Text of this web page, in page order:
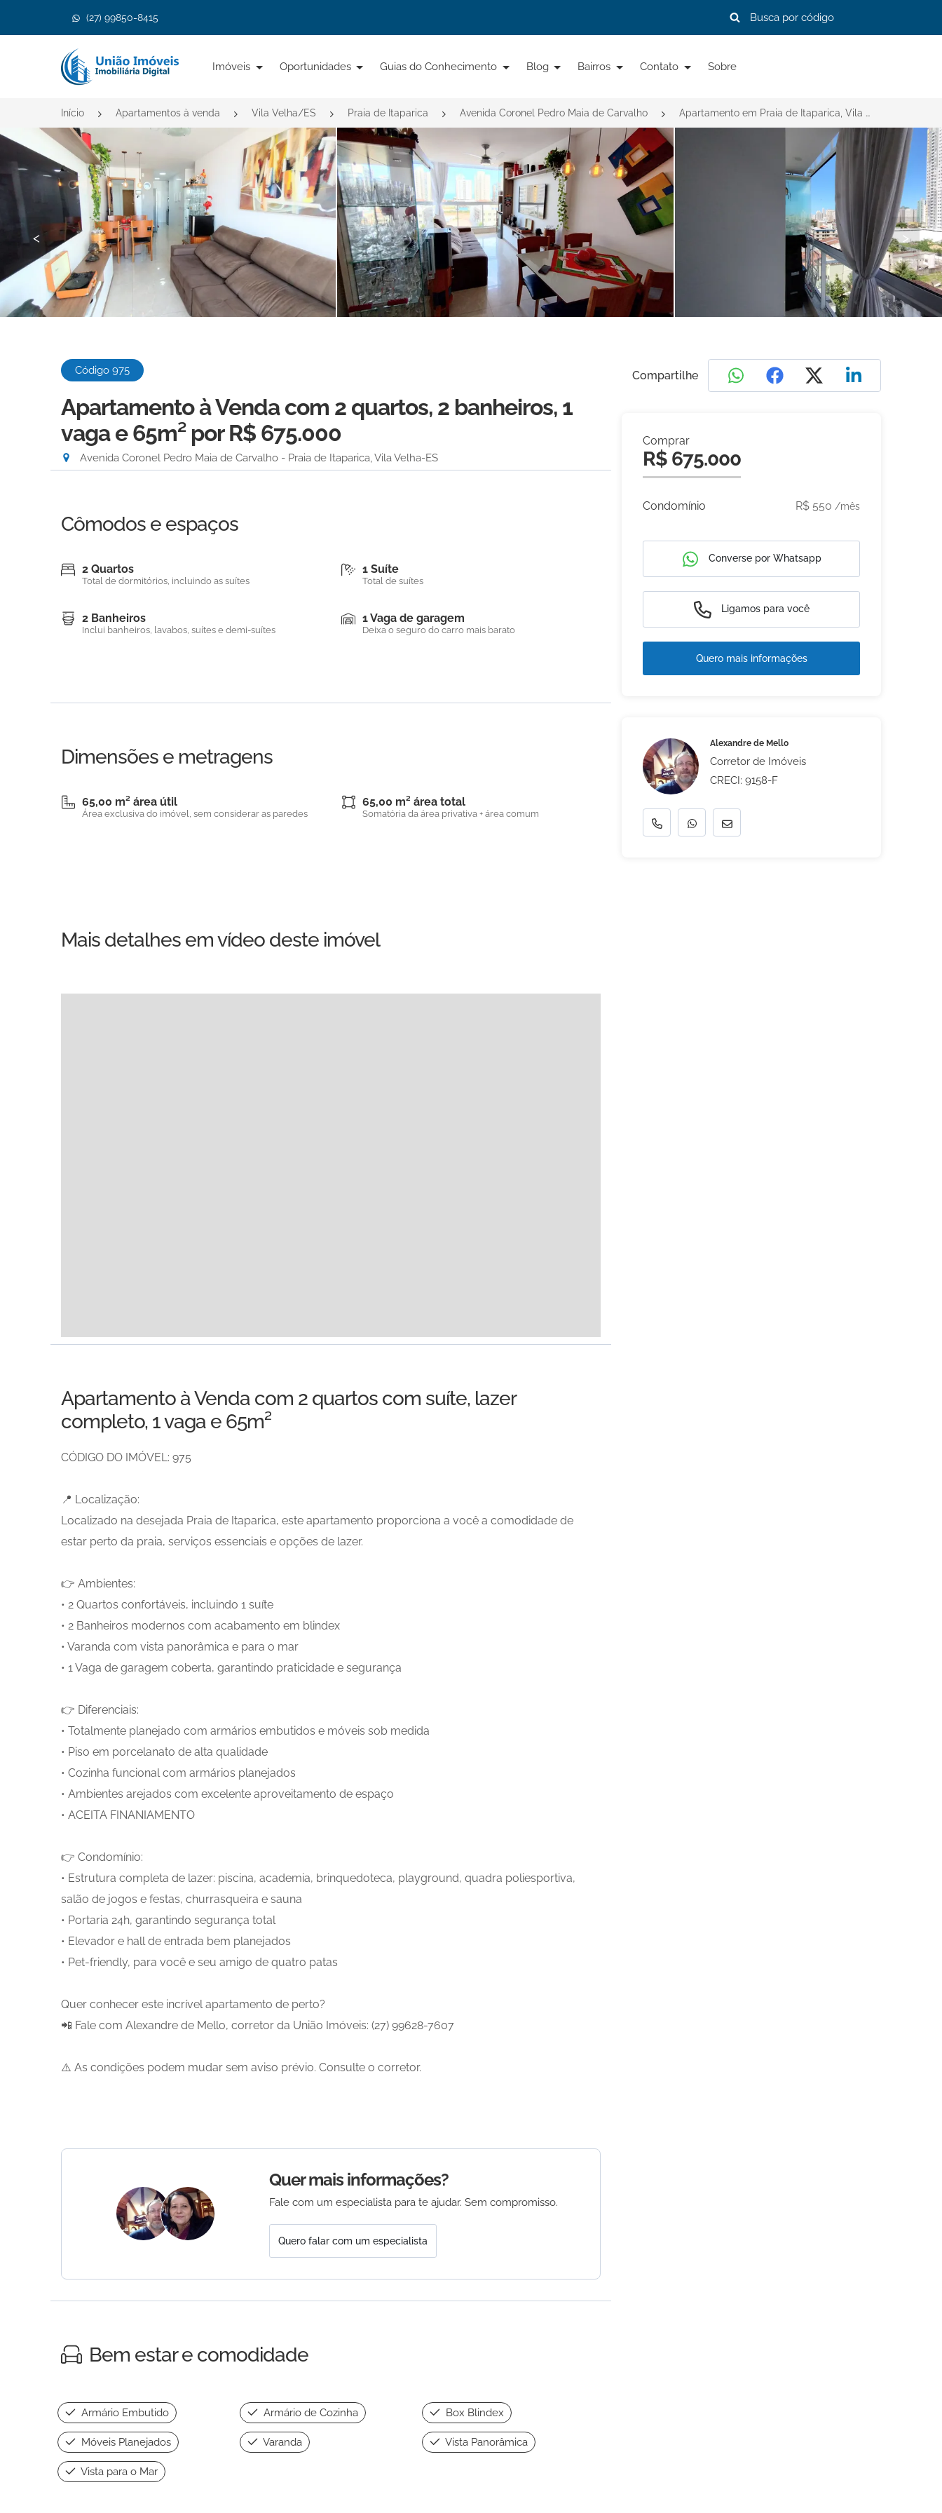
(27) 99850-8415
Página inicial
Imóveis Oportunidades Guias do Conhecimento Blog Bairros Contato Sobre
Início Apartamentos à venda Vila Velha/ES Praia de Itaparica Avenida Coronel Pedro Maia de Carvalho Apartamento em Praia de Itaparica, Vila Velha-ES por R$ 675.000
< >
Código 975
Apartamento à Venda com 2 quartos, 2 banheiros, 1
vaga e 65m² por R$ 675.000
Avenida Coronel Pedro Maia de Carvalho - Praia de Itaparica, Vila Velha-ES
Cômodos e espaços
2 Quartos
Total de dormitórios, incluindo as suítes
1 Suíte
Total de suítes
2 Banheiros
Inclui banheiros, lavabos, suítes e demi-suítes
1 Vaga de garagem
Deixa o seguro do carro mais barato
Dimensões e metragens
65,00 m² área útil
Área exclusiva do imóvel, sem considerar as paredes
65,00 m² área total
Somatória da área privativa + área comum
Mais detalhes em vídeo deste imóvel
Apartamento à Venda com 2 quartos com suíte, lazer
completo, 1 vaga e 65m²
CÓDIGO DO IMÓVEL: 975
📍 Localização:
Localizado na desejada Praia de Itaparica, este apartamento proporciona a você a comodidade de
estar perto da praia, serviços essenciais e opções de lazer.
👉 Ambientes:
• 2 Quartos confortáveis, incluindo 1 suíte
• 2 Banheiros modernos com acabamento em blindex
• Varanda com vista panorâmica e para o mar
• 1 Vaga de garagem coberta, garantindo praticidade e segurança
👉 Diferenciais:
• Totalmente planejado com armários embutidos e móveis sob medida
• Piso em porcelanato de alta qualidade
• Cozinha funcional com armários planejados
• Ambientes arejados com excelente aproveitamento de espaço
• ACEITA FINANIAMENTO
👉 Condomínio:
• Estrutura completa de lazer: piscina, academia, brinquedoteca, playground, quadra poliesportiva,
salão de jogos e festas, churrasqueira e sauna
• Portaria 24h, garantindo segurança total
• Elevador e hall de entrada bem planejados
• Pet-friendly, para você e seu amigo de quatro patas
Quer conhecer este incrível apartamento de perto?
📲 Fale com Alexandre de Mello, corretor da União Imóveis: (27) 99628-7607
⚠️ As condições podem mudar sem aviso prévio. Consulte o corretor.
Quer mais informações?
Fale com um especialista para te ajudar. Sem compromisso.
Quero falar com um especialista
Bem estar e comodidade
Armário Embutido Armário de Cozinha Box Blindex
Móveis Planejados Varanda Vista Panorâmica
Vista para o Mar
Compartilhe
Comprar
R$ 675.000
Condomínio R$ 550 /mês
Converse por Whatsapp
Ligamos para você
Quero mais informações
Alexandre de Mello
Corretor de Imóveis
CRECI: 9158-F